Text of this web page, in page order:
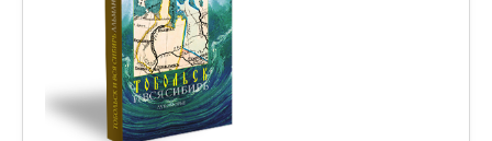
Онлайн библиотека
Видеоматериалы
Контакты
Сайт проекта Достоевский